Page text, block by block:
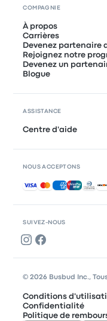
SUIVEZ-NOUS
COMPAGNIE
À propos
Carrières
Devenez partenaire
Rejoignez notre
Devenez un
Blogue
ASSISTANCE
Centre d'aide
NOUS ACCEPTONS
Paiements acceptés
© 2026 Busbud Inc.,
Conditions
Confidentialité
Politique de